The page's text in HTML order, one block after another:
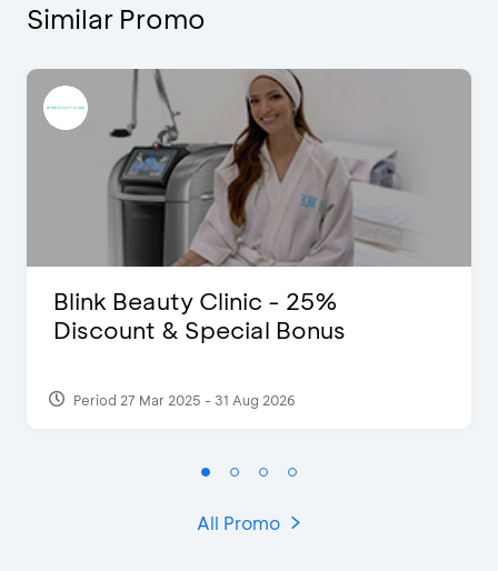
Similar Promo
Blink Beauty Clinic - 25%
Discount & Special Bonus
Period 27 Mar 2025 - 31 Aug 2026
All Promo